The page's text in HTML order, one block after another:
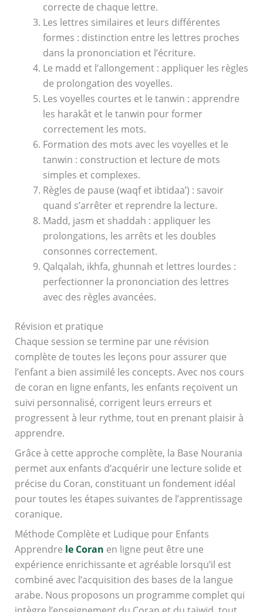
correcte de chaque lettre.
Les lettres similaires et leurs différentes
formes : distinction entre les lettres proches
dans la prononciation et l’écriture.
Le madd et l’allongement : appliquer les règles
de prolongation des voyelles.
Les voyelles courtes et le tanwin : apprendre
les harakât et le tanwin pour former
correctement les mots.
Formation des mots avec les voyelles et le
tanwin : construction et lecture de mots
simples et complexes.
Règles de pause (waqf et ibtidaa’) : savoir
quand s’arrêter et reprendre la lecture.
Madd, jasm et shaddah : appliquer les
prolongations, les arrêts et les doubles
consonnes correctement.
Qalqalah, ikhfa, ghunnah et lettres lourdes :
perfectionner la prononciation des lettres
avec des règles avancées.
Révision et pratique
Chaque session se termine par une révision
complète de toutes les leçons pour assurer que
l’enfant a bien assimilé les concepts. Avec nos cours
de coran en ligne enfants, les enfants reçoivent un
suivi personnalisé, corrigent leurs erreurs et
progressent à leur rythme, tout en prenant plaisir à
apprendre.
Grâce à cette approche complète, la Base Nourania
permet aux enfants d’acquérir une lecture solide et
précise du Coran, constituant un fondement idéal
pour toutes les étapes suivantes de l’apprentissage
coranique.
Méthode Complète et Ludique pour Enfants
Apprendre le Coran en ligne peut être une
expérience enrichissante et agréable lorsqu’il est
combiné avec l’acquisition des bases de la langue
arabe. Nous proposons un programme complet qui